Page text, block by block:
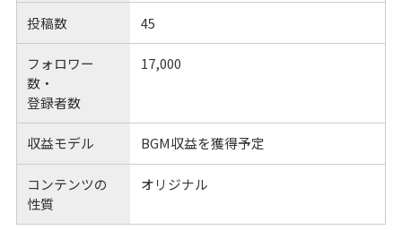
投稿数 45
フォロワー
数・
登録者数
17,000
収益モデル BGM収益を獲得予定
コンテンツの
性質
オリジナル